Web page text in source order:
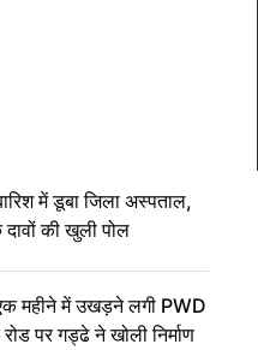
में डूबा जिला अस्पताल,
की खुली पोल
महीने में उखड़ने लगी PWD
पर गड्ढे ने खोली निर्माण